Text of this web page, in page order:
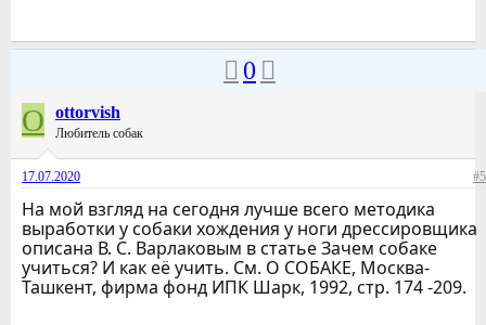
0
O ottorvish
Любитель собак
17.07.2020 #5
На мой взгляд на сегодня лучше всего методика
выработки у собаки хождения у ноги дрессировщика
описана В. С. Варлаковым в статье Зачем собаке
учиться? И как её учить. См. О СОБАКЕ, Москва-
Ташкент, фирма фонд ИПК Шарк, 1992, стр. 174 -209.